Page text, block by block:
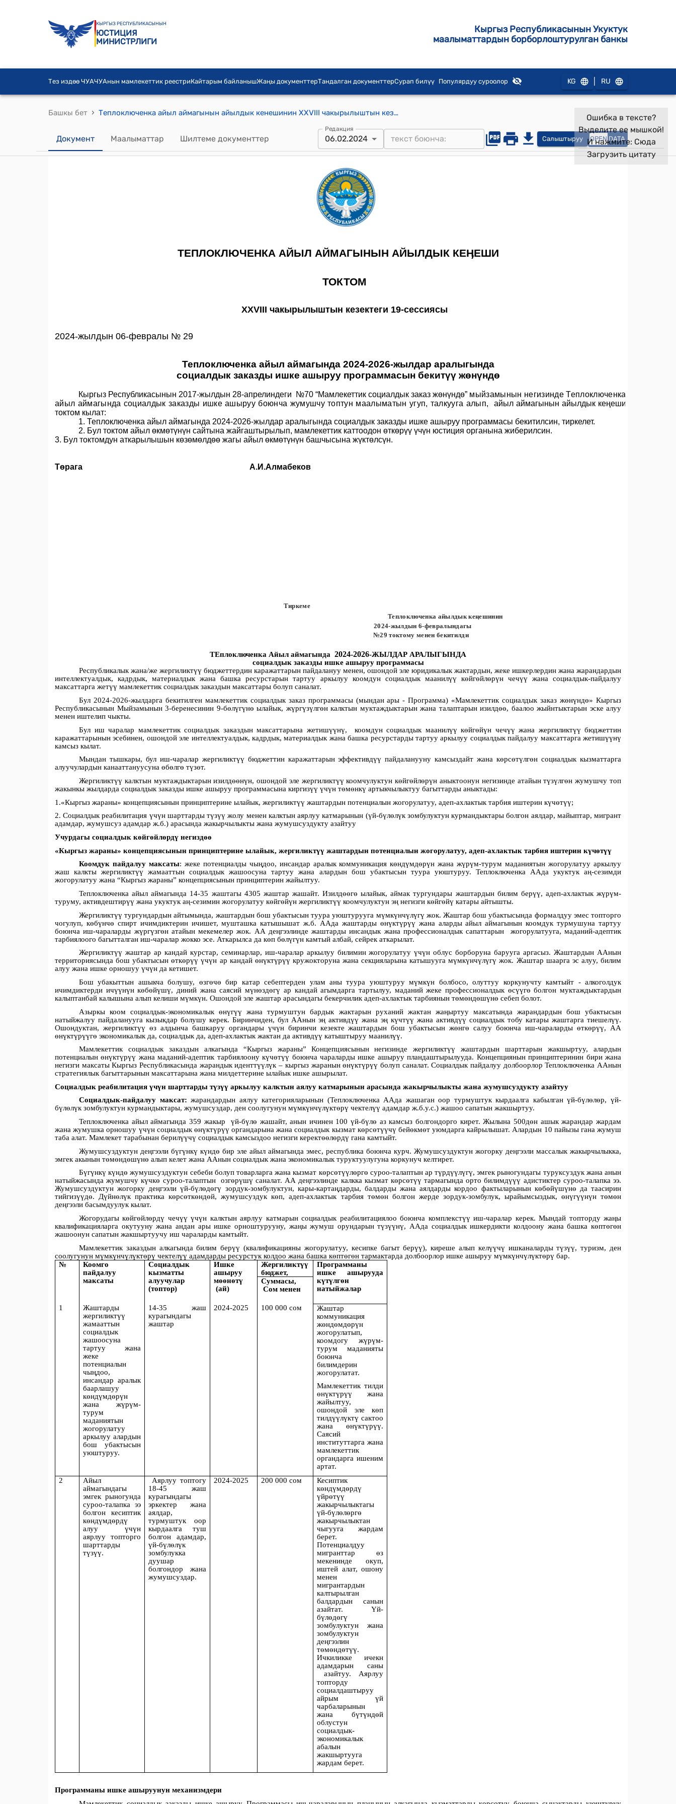
КЫРГЫЗ РЕСПУБЛИКАСЫНЫН
ЮСТИЦИЯ
МИНИСТРЛИГИ
Кыргыз Республикасынын Укуктук
маалыматтардын борборлоштурулган банкы
Тез издөө ЧУАЧУАнын мамлекеттик реестриКайтарым байланышЖаңы документтерТандалган документтерСурап билүү Популярдуу суроолор KG RU
Башкы бет › Теплоключенка айыл аймагынын айылдык кенешинин XXVIII чакырылыштын кезектеги 19-сессиясынын 2024-жылдын 06-февралы № 29 "Теплоключенка айыл аймагында 2024-2026-жылдар аралыгында социалдык заказды ишке ашыруу программасын бекитүү жөнүндө "токтому
Документ Маалыматтар Шилтеме документтер
Редакция
06.02.2024 Салыштыруу OPEN DATA
Ошибка в тексте?
Выделите ее мышкой!
И нажмите: Сюда
Загрузить цитату